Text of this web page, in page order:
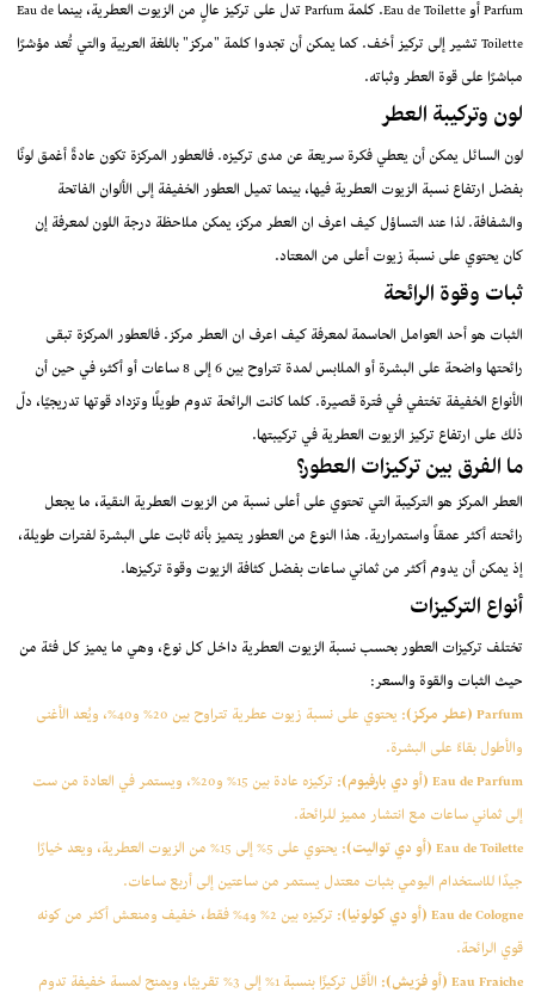
Parfum أو Eau de Toilette. كلمة Parfum تدل على تركيز عالٍ من الزيوت العطرية، بينما Eau de
Toilette تشير إلى تركيز أخف. كما يمكن أن تجدوا كلمة "مركز" باللغة العربية والتي تُعد مؤشرًا
مباشرًا على قوة العطر وثباته.
لون وتركيبة العطر
لون السائل يمكن أن يعطي فكرة سريعة عن مدى تركيزه. فالعطور المركزة تكون عادةً أغمق لونًا
بفضل ارتفاع نسبة الزيوت العطرية فيها، بينما تميل العطور الخفيفة إلى الألوان الفاتحة
والشفافة. لذا عند التساؤل كيف اعرف ان العطر مركز، يمكن ملاحظة درجة اللون لمعرفة إن
كان يحتوي على نسبة زيوت أعلى من المعتاد.
ثبات وقوة الرائحة
الثبات هو أحد العوامل الحاسمة لمعرفة كيف اعرف ان العطر مركز. فالعطور المركزة تبقى
رائحتها واضحة على البشرة أو الملابس لمدة تتراوح بين 6 إلى 8 ساعات أو أكثر، في حين أن
الأنواع الخفيفة تختفي في فترة قصيرة. كلما كانت الرائحة تدوم طويلًا وتزداد قوتها تدريجيًا، دلّ
ذلك على ارتفاع تركيز الزيوت العطرية في تركيبتها.
ما الفرق بين تركيزات العطور؟
العطر المركز هو التركيبة التي تحتوي على أعلى نسبة من الزيوت العطرية النقية، ما يجعل
رائحته أكثر عمقاً واستمرارية. هذا النوع من العطور يتميز بأنه ثابت على البشرة لفترات طويلة،
إذ يمكن أن يدوم أكثر من ثماني ساعات بفضل كثافة الزيوت وقوة تركيزها.
أنواع التركيزات
تختلف تركيزات العطور بحسب نسبة الزيوت العطرية داخل كل نوع، وهي ما يميز كل فئة من
حيث الثبات والقوة والسعر:
Parfum (عطر مركز):
يحتوي على نسبة زيوت عطرية تتراوح بين 20% و40%، ويُعد الأغنى
والأطول بقاءً على البشرة.
Eau de Parfum (أو دي بارفيوم):
تركيزه عادة بين 15% و20%، ويستمر في العادة من ست
إلى ثماني ساعات مع انتشار مميز للرائحة.
Eau de Toilette (أو دي تواليت):
يحتوي على 5% إلى 15% من الزيوت العطرية، ويعد خيارًا
جيدًا للاستخدام اليومي بثبات معتدل يستمر من ساعتين إلى أربع ساعات.
Eau de Cologne (أو دي كولونيا):
تركيزه بين 2% و4% فقط، خفيف ومنعش أكثر من كونه
قوي الرائحة.
Eau Fraiche (أو فرَيش):
الأقل تركيزًا بنسبة 1% إلى 3% تقريبًا، ويمنح لمسة خفيفة تدوم